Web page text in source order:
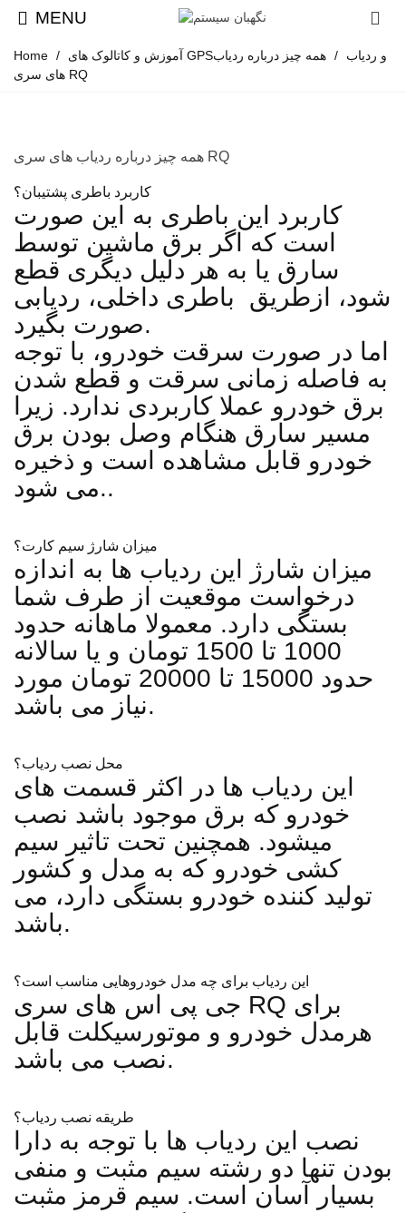
MENU
Home / آموزش و کاتالوک های GPSو ردیاب / همه چیز درباره ردیاب
های سری RQ
همه چیز درباره ردیاب های سری RQ
کاربرد باطری پشتیبان؟
کاربرد این باطری به این صورت
است که اگر برق ماشین توسط
سارق یا به هر دلیل دیگری قطع
شود، ازطریق باطری داخلی، ردیابی
صورت بگیرد.
اما در صورت سرقت خودرو، با توجه
به فاصله زمانی سرقت و قطع شدن
برق خودرو عملا کاربردی ندارد. زیرا
مسیر سارق هنگام وصل بودن برق
خودرو قابل مشاهده است و ذخیره
می شود..
میزان شارژ سیم کارت؟
میزان شارژ این ردیاب ها به اندازه
درخواست موقعیت از طرف شما
بستگی دارد. معمولا ماهانه حدود
1000 تا 1500 تومان و یا سالانه
حدود 15000 تا 20000 تومان مورد
نیاز می باشد.
محل نصب ردیاب؟
این ردیاب ها در اکثر قسمت های
خودرو که برق موجود باشد نصب
میشود. همچنین تحت تاثیر سیم
کشی خودرو که به مدل و کشور
تولید کننده خودرو بستگی دارد، می
باشد.
این ردیاب برای چه مدل خودروهایی مناسب است؟
جی پی اس های سری RQ برای
هرمدل خودرو و موتورسیکلت قابل
نصب می باشد.
طریقه نصب ردیاب؟
نصب این ردیاب ها با توجه به دارا
بودن تنها دو رشته سیم مثبت و منفی
بسیار آسان است. سیم قرمز مثبت